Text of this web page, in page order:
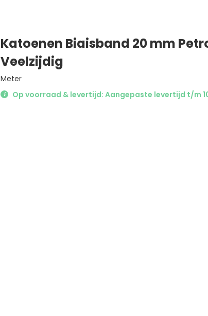
Katoenen Biaisband 20 mm
Veelzijdig
Meter
Op voorraad & levertijd: Aangepaste levertijd t/m